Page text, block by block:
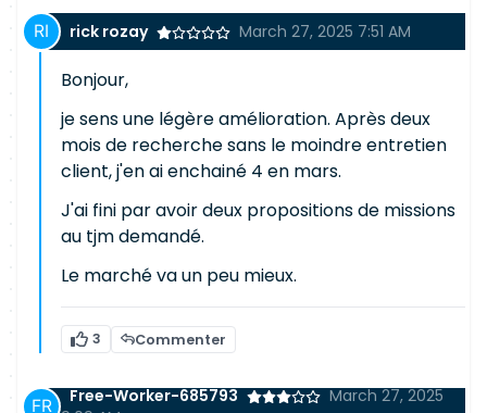
rick rozay March 27, 2025 7:51 AM
Bonjour,
je sens une légère amélioration. Après deux
mois de recherche sans le moindre entretien
client, j'en ai enchainé 4 en mars.
J'ai fini par avoir deux propositions de missions
au tjm demandé.
Le marché va un peu mieux.
3 Commenter
Free-Worker-685793
March 27, 2025